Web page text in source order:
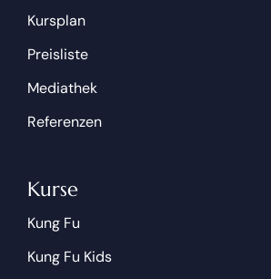
Kursplan
Preisliste
Mediathek
Referenzen
Kurse
Kung Fu
Kung Fu Kids